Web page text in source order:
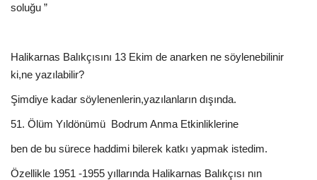
soluğu ”
Halikarnas Balıkçısını 13 Ekim de anarken ne söylenebilinir
ki,ne yazılabilir?
Şimdiye kadar söylenenlerin,yazılanların dışında.
51. Ölüm Yıldönümü Bodrum Anma Etkinliklerine
ben de bu sürece haddimi bilerek katkı yapmak istedim.
Özellikle 1951 -1955 yıllarında Halikarnas Balıkçısı nın